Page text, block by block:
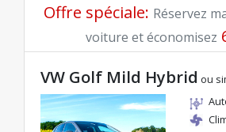
Offre spéciale: Réservez
voiture et économisez
VW Golf Mild Hybrid ou